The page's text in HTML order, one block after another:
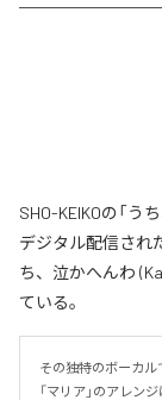
SHO-KEIKOの「
デジタル配信され
ち、泣かへんわ
ている。
その独特のボーカル
「マリア」のアレン